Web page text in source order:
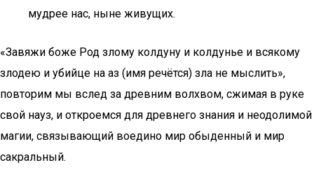
мудрее нас, ныне живущих.
«Завяжи боже Род злому колдуну и колдунье и всякому
злодею и убийце на аз (имя речётся) зла не мыслить»,
повторим мы вслед за древним волхвом, сжимая в руке
свой науз, и откроемся для древнего знания и неодолимой
магии, связывающий воедино мир обыденный и мир
сакральный.